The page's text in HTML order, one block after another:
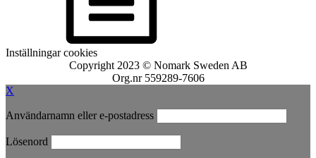
Inställningar cookies
Copyright 2023 © Nomark Sweden AB
Org.nr 559289-7606
X
Användarnamn eller e-postadress
Lösenord